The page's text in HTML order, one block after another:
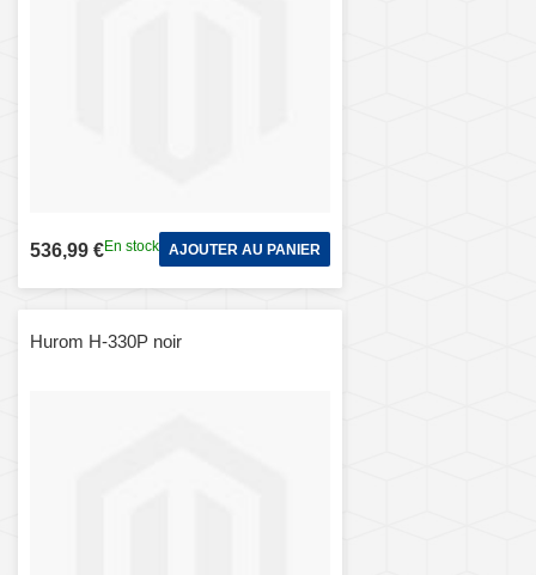
536,99 €En stock AJOUTER AU PANIER
Hurom H-330P noir